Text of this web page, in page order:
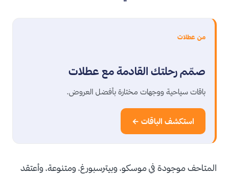
من عطلات
صمّم رحلتك القادمة مع عطلات
باقات سياحية ووجهات مختارة بأفضل العروض.
استكشف الباقات ←
المتاحف موجودة في موسكو، وبيترسبورغ، ومتنوعة، وأعتقد